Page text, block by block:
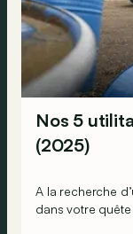
Nos 5
(2025)
A la recherche
dans votre